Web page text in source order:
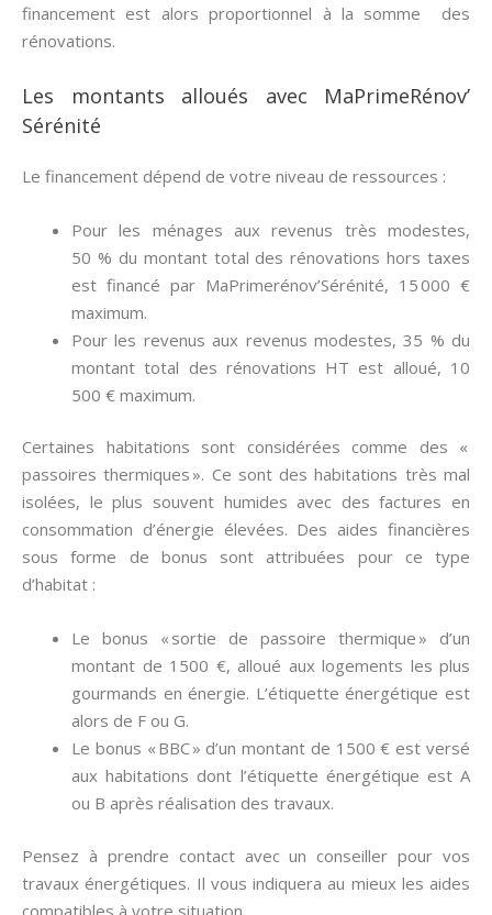
financement est alors proportionnel à la somme des
rénovations.
Les montants alloués avec MaPrimeRénov’
Sérénité
Le financement dépend de votre niveau de ressources :
Pour les ménages aux revenus très modestes,
50 % du montant total des rénovations hors taxes
est financé par MaPrimerénov’Sérénité, 15 000 €
maximum.
Pour les revenus aux revenus modestes, 35 % du
montant total des rénovations HT est alloué, 10
500 € maximum.
Certaines habitations sont considérées comme des «
passoires thermiques ». Ce sont des habitations très mal
isolées, le plus souvent humides avec des factures en
consommation d’énergie élevées. Des aides financières
sous forme de bonus sont attribuées pour ce type
d’habitat :
Le bonus « sortie de passoire thermique » d’un
montant de 1500 €, alloué aux logements les plus
gourmands en énergie. L’étiquette énergétique est
alors de F ou G.
Le bonus « BBC » d’un montant de 1500 € est versé
aux habitations dont l’étiquette énergétique est A
ou B après réalisation des travaux.
Pensez à prendre contact avec un conseiller pour vos
travaux énergétiques. Il vous indiquera au mieux les aides
compatibles à votre situation.